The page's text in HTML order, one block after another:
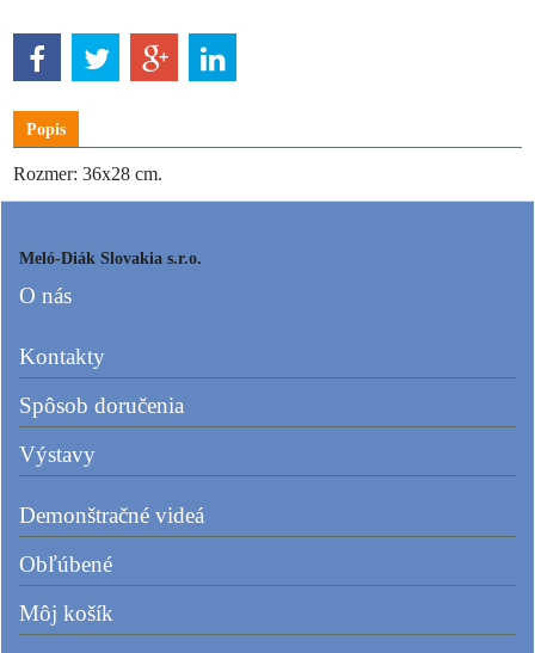
Popis
Rozmer: 36x28 cm.
Meló-Diák Slovakia s.r.o.
O nás
Kontakty
Spôsob doručenia
Výstavy
Demonštračné videá
Obľúbené
Môj košík